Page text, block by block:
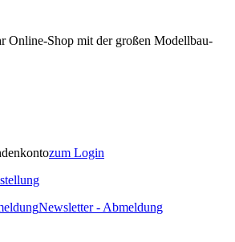
Online-Shop mit der großen Modellbau-
zum Login
Newsletter - Abmeldung